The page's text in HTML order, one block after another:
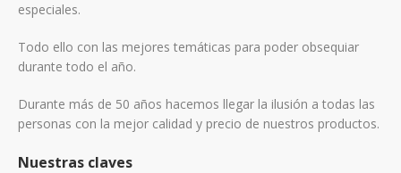
especiales.
Todo ello con las mejores temáticas para poder obsequiar
durante todo el año.
Durante más de 50 años hacemos llegar la ilusión a todas las
personas con la mejor calidad y precio de nuestros productos.
Nuestras claves